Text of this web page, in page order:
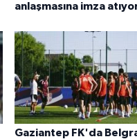
anlaşmasına imza
Gaziantep FK'da